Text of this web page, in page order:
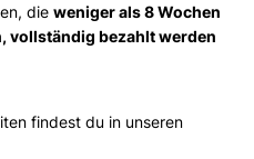
die weniger als 8 Wochen
vollständig bezahlt werden
findest du in unseren